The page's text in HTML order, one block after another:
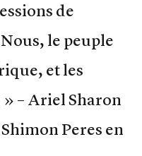
de
le peuple
et les
– Ariel Sharon
Peres en